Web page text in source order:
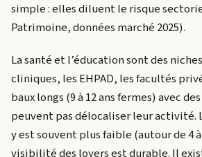
simple : elles diluent le risque
Patrimoine, données marché 2025).
La santé et l’éducation sont des
cliniques, les EHPAD, les facultés
baux longs (9 à 12 ans fermes) avec
peuvent pas délocaliser leur activité.
y est souvent plus faible (autour de 4